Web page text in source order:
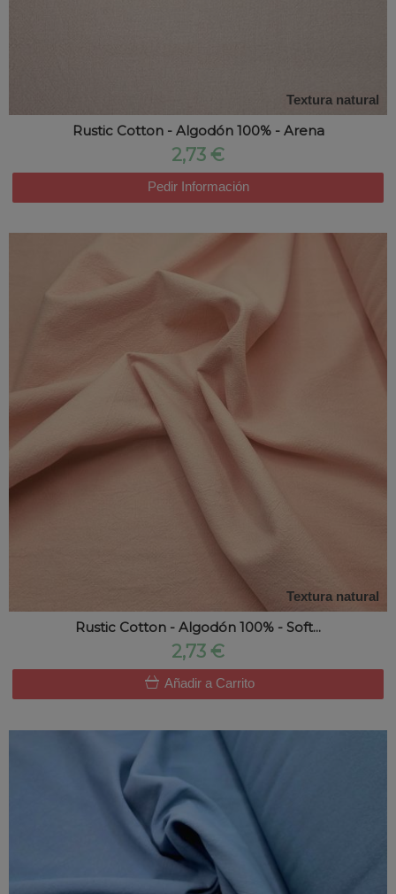
Textura natural
Rustic Cotton - Algodón 100% - Arena
2,73 €
Pedir Información
Textura natural
Rustic Cotton - Algodón 100% - Soft...
2,73 €
Añadir a Carrito